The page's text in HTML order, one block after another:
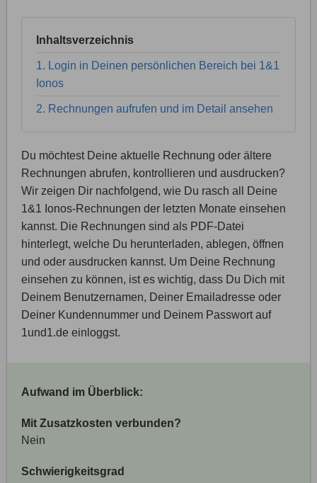
Inhaltsverzeichnis
1. Login in Deinen persönlichen Bereich bei 1&1
Ionos
2. Rechnungen aufrufen und im Detail ansehen
Du möchtest Deine aktuelle Rechnung oder ältere
Rechnungen abrufen, kontrollieren und ausdrucken?
Wir zeigen Dir nachfolgend, wie Du rasch all Deine
1&1 Ionos-Rechnungen der letzten Monate einsehen
kannst. Die Rechnungen sind als PDF-Datei
hinterlegt, welche Du herunterladen, ablegen, öffnen
und oder ausdrucken kannst. Um Deine Rechnung
einsehen zu können, ist es wichtig, dass Du Dich mit
Deinem Benutzernamen, Deiner Emailadresse oder
Deiner Kundennummer und Deinem Passwort auf
1und1.de einloggst.
Aufwand im Überblick:
Mit Zusatzkosten verbunden?
Nein
Schwierigkeitsgrad